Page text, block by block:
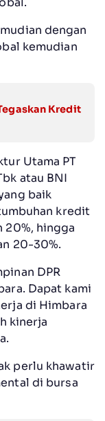
dengan
kemudian
Kredit
Utama PT
atau BNI
baik
kredit
20%, hingga
20-30%.
DPR
Dapat kami
di Himbara
kinerja
perlu khawatir
di bursa